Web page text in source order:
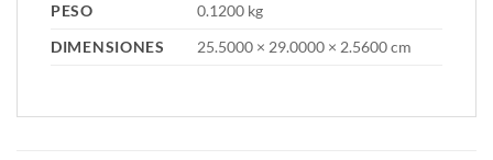
PESO
0.1200 kg
DIMENSIONES
25.5000 × 29.0000 × 2.5600 cm